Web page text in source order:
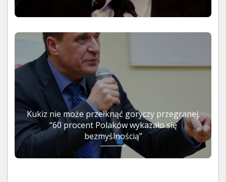
Kukiz nie może przełknąć goryczy przegranej.
“60 procent Polaków wykazało się
bezmyślnością”